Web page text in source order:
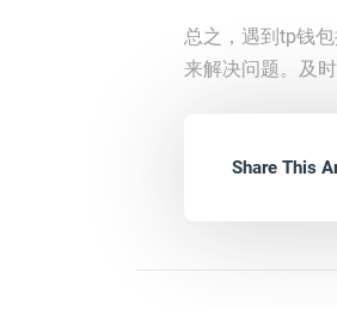
总之，遇到tp钱
来解决问题。及
Share This